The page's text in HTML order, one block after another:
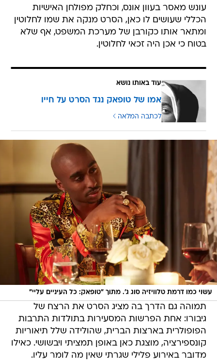
עונש מאסר בעוון אונס, וכחלק מפולחן האישיות
הכללי שעושים לו כאן, הסרט מנקה את שמו לחלוטין
ומתאר אותו כקורבן של מערכת המשפט, אף שלא
בטוח כי אכן היה זכאי לחלוטין.
עוד באותו נושא
אמו של טופאק נגד הסרט על חייו
לכתבה המלאה
עשוי כמו דרמת טלוויזיה סוג ג'. מתוך "טופאק: כל העיניים עליי"
תמוהה גם הדרך בה מציג הסרט את הרצח של
גיבורו: אחת הפרשות המסעירות בתולדות התרבות
הפופולרית בארצות הברית, שהולידה שלל תיאוריות
קונספירציה, מוצגת כאן באופן תמציתי ויבשושי. כאילו
מדובר באירוע פלילי שגרתי שאין מה לומר עליו.